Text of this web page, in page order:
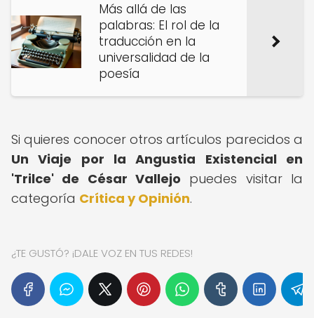
Más allá de las
palabras: El rol de la
traducción en la
universalidad de la
poesía
Si quieres conocer otros artículos parecidos a
Un Viaje por la Angustia Existencial en
'Trilce' de César Vallejo puedes visitar la
categoría Crítica y Opinión.
¿TE GUSTÓ? ¡DALE VOZ EN TUS REDES!